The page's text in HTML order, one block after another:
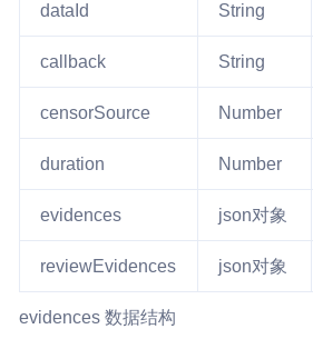
dataId String
callback String
censorSource Number
duration Number
evidences json对象
reviewEvidences json对象
evidences 数据结构